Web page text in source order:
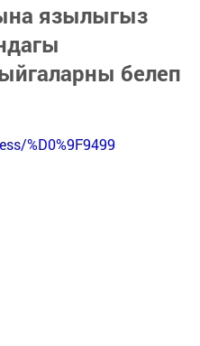
язылыгыз
белеп
%D0%9F9499